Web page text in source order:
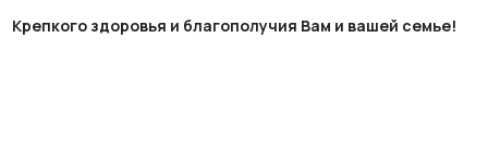
Крепкого здоровья и благополучия Вам и вашей семье!